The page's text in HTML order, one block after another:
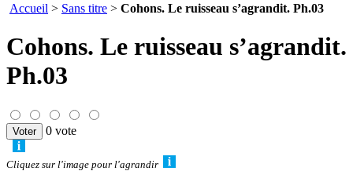
Accueil > Sans titre > Cohons. Le ruisseau s’agrandit. Ph.03
Cohons. Le ruisseau s’agrandit.
Ph.03
0 vote
Cliquez sur l'image pour l'agrandir